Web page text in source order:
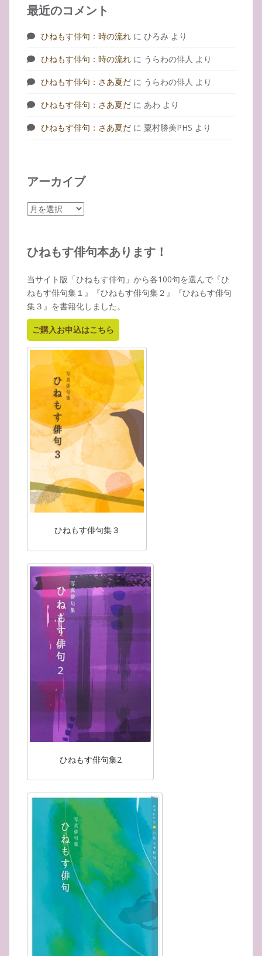
最近のコメント
ひねもす俳句：時の流れ に ひろみ より
ひねもす俳句：時の流れ に うらわの俳人 より
ひねもす俳句：さあ夏だ に うらわの俳人 より
ひねもす俳句：さあ夏だ に あわ より
ひねもす俳句：さあ夏だ に 粟村勝美PHS より
アーカイブ
ア
イ
ひねもす俳句本あります！
当サイト版「ひねもす俳句」から各100句を選んで『ひ
ねもす俳句集１』『ひねもす俳句集２』『ひねもす俳句
集３』を書籍化しました。
ご購入お申込はこちら
ひねもす俳句集３
ひねもす俳句集2